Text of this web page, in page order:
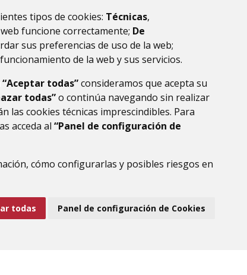
tipos de cookies: Técnicas,
funcione correctamente; De
sus preferencias de uso de la web;
de la web y sus servicios.
“Aceptar todas”consideramos que acepta su
todas”o continúa navegando sin realizar
las cookies técnicas imprescindibles. Para
acceda al “Panel de configuración de
cómo configurarlas y posibles riesgos en
todas Panel de configuración de Cookies